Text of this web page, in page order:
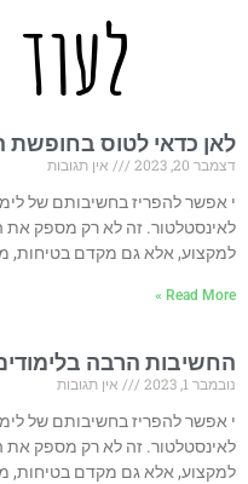
לאן כדאי לטוס
דצמבר 20, 2023
אין תגובות
י אפשר להפריז בחשיבותם של
לאינסטלטור. זה לא רק מספק את
למקצוע, אלא גם מקדם בטיחות,
Read More »
החשיבות הרבה
נובמבר 1, 2023
אין תגובות
י אפשר להפריז בחשיבותם של
לאינסטלטור. זה לא רק מספק את
למקצוע, אלא גם מקדם בטיחות,